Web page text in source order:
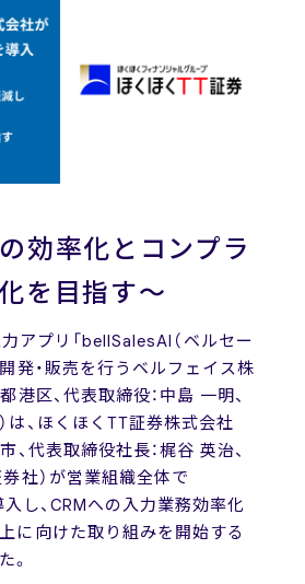
効率化とコンプラ
を目指す～
アプリ「bellSalesAI（ベルセー
開発・販売を行うベルフェイス株
港区、代表取締役：中島 一明、
は、ほくほくTT証券株式会社
、代表取締役社長：梶谷 英治、
社）が営業組織全体で
入し、CRMへの入力業務効率化
に向けた取り組みを開始する
。